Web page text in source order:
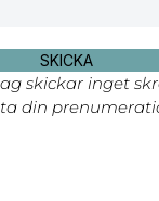
SKICKA
skickar inget
din